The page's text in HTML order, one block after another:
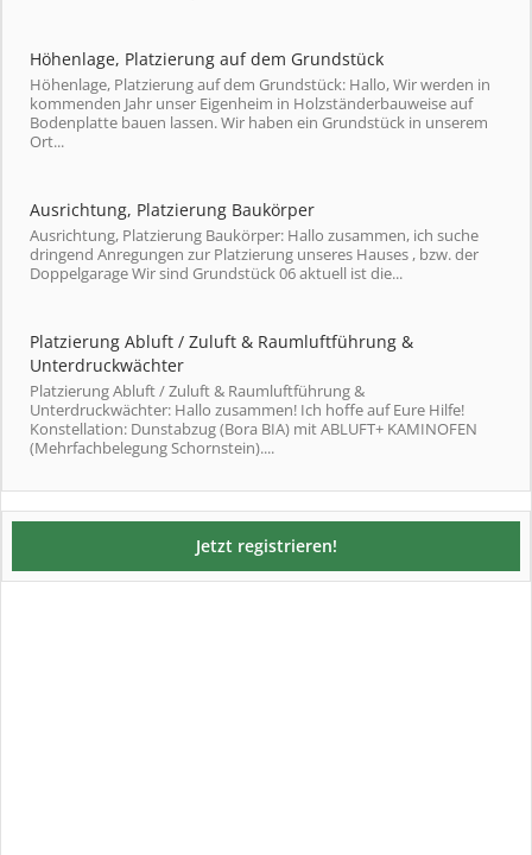
Höhenlage, Platzierung auf dem Grundstück
Höhenlage, Platzierung auf dem Grundstück: Hallo, Wir werden in
kommenden Jahr unser Eigenheim in Holzständerbauweise auf
Bodenplatte bauen lassen. Wir haben ein Grundstück in unserem
Ort...
Ausrichtung, Platzierung Baukörper
Ausrichtung, Platzierung Baukörper: Hallo zusammen, ich suche
dringend Anregungen zur Platzierung unseres Hauses , bzw. der
Doppelgarage Wir sind Grundstück 06 aktuell ist die...
Platzierung Abluft / Zuluft & Raumluftführung &
Unterdruckwächter
Platzierung Abluft / Zuluft & Raumluftführung &
Unterdruckwächter: Hallo zusammen! Ich hoffe auf Eure Hilfe!
Konstellation: Dunstabzug (Bora BIA) mit ABLUFT+ KAMINOFEN
(Mehrfachbelegung Schornstein)....
Jetzt registrieren!